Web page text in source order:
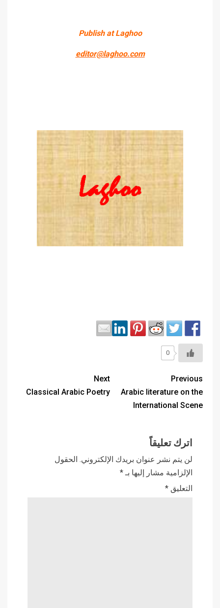
Publish at Laghoo
editor@laghoo.com
0
Previous
Arabic literature on the
International Scene
Next
Classical Arabic Poetry
اترك تعليقاً
لن يتم نشر عنوان بريدك الإلكتروني. الحقول
الإلزامية مشار إليها بـ *
التعليق *